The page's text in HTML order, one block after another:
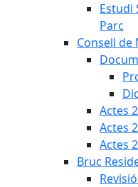
Estudi
Parc
Consell de
Actes
Actes
Actes
Bruc